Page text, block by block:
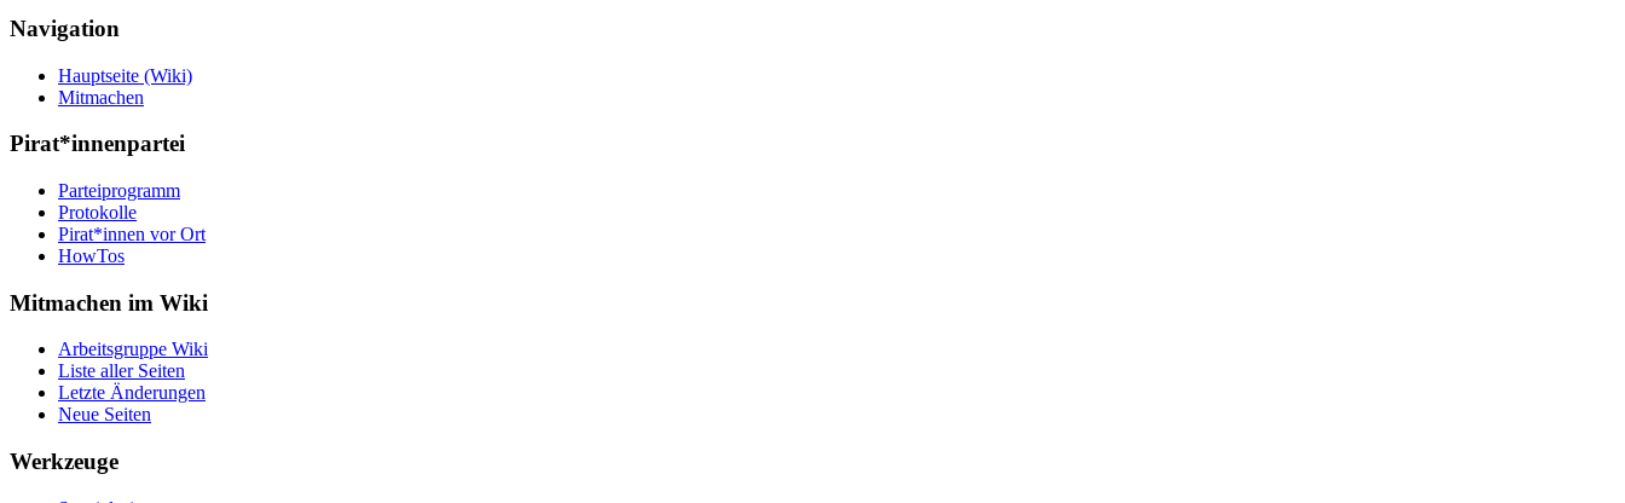
Navigation
Hauptseite (Wiki)
Mitmachen
Pirat*innenpartei
Parteiprogramm
Protokolle
Pirat*innen vor Ort
HowTos
Mitmachen im Wiki
Arbeitsgruppe Wiki
Liste aller Seiten
Letzte Änderungen
Neue Seiten
Werkzeuge